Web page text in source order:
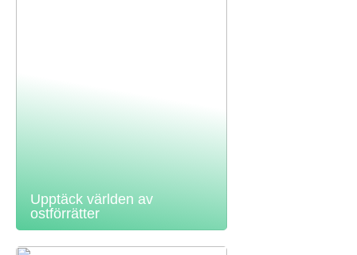
Upptäck världen av
ostförrätter